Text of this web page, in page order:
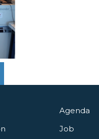
Agenda
Job